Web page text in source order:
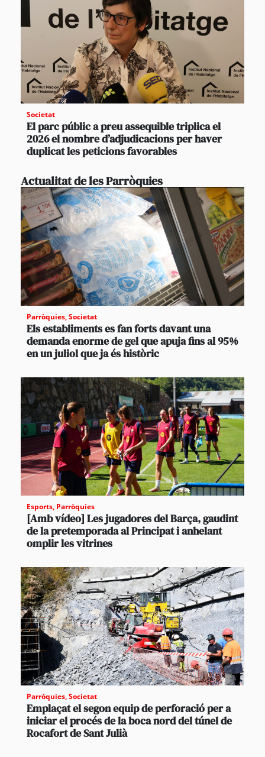
Societat
El parc públic a preu assequible triplica el
2026 el nombre d’adjudicacions per haver
duplicat les peticions favorables
Actualitat de les Parròquies
Parròquies,Societat
Els establiments es fan forts davant una
demanda enorme de gel que apuja fins al 95%
en un juliol que ja és històric
Esports, Parròquies
[Amb vídeo] Les jugadores del Barça, gaudint
de la pretemporada al Principat i anhelant
omplir les vitrines
Parròquies,Societat
Emplaçat el segon equip de perforació per a
iniciar el procés de la boca nord del túnel de
Rocafort de Sant Julià